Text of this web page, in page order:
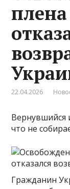
22.04.2026
Вернувшийся
что не
Гражданин